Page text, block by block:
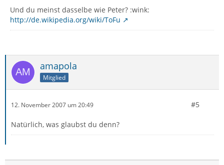
Und du meinst dasselbe wie Peter? :wink:
http://de.wikipedia.org/wiki/ToFu
amapola
Mitglied
12. November 2007 um 20:49 #5
Natürlich, was glaubst du denn?